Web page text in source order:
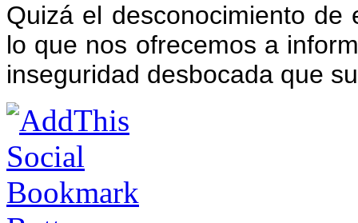
Quizá el desconocimiento
lo que nos ofrecemos a
inseguridad desbocada que